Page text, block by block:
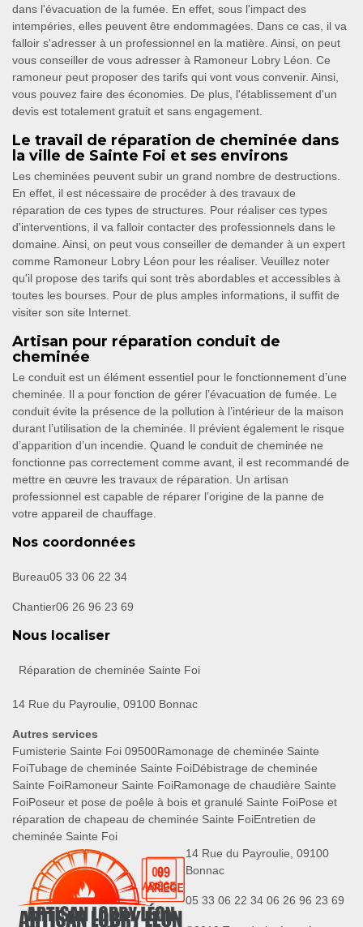
dans l'évacuation de la fumée. En effet, sous l'impact des
intempéries, elles peuvent être endommagées. Dans ce cas, il va
falloir s'adresser à un professionnel en la matière. Ainsi, on peut
vous conseiller de vous adresser à Ramoneur Lobry Léon. Ce
ramoneur peut proposer des tarifs qui vont vous convenir. Ainsi,
vous pouvez faire des économies. De plus, l'établissement d'un
devis est totalement gratuit et sans engagement.
Le travail de réparation de cheminée dans
la ville de Sainte Foi et ses environs
Les cheminées peuvent subir un grand nombre de destructions.
En effet, il est nécessaire de procéder à des travaux de
réparation de ces types de structures. Pour réaliser ces types
d'interventions, il va falloir contacter des professionnels dans le
domaine. Ainsi, on peut vous conseiller de demander à un expert
comme Ramoneur Lobry Léon pour les réaliser. Veuillez noter
qu'il propose des tarifs qui sont très abordables et accessibles à
toutes les bourses. Pour de plus amples informations, il suffit de
visiter son site Internet.
Artisan pour réparation conduit de
cheminée
Le conduit est un élément essentiel pour le fonctionnement d’une
cheminée. Il a pour fonction de gérer l’évacuation de fumée. Le
conduit évite la présence de la pollution à l’intérieur de la maison
durant l’utilisation de la cheminée. Il prévient également le risque
d’apparition d’un incendie. Quand le conduit de cheminée ne
fonctionne pas correctement comme avant, il est recommandé de
mettre en œuvre les travaux de réparation. Un artisan
professionnel est capable de réparer l’origine de la panne de
votre appareil de chauffage.
Nos coordonnées
Bureau05 33 06 22 34
Chantier06 26 96 23 69
Nous localiser
Réparation de cheminée Sainte Foi
14 Rue du Payroulie, 09100 Bonnac
Autres services
Fumisterie Sainte Foi 09500Ramonage de cheminée Sainte
FoiTubage de cheminée Sainte FoiDébistrage de cheminée
Sainte FoiRamoneur Sainte FoiRamonage de chaudière Sainte
FoiPoseur et pose de poêle à bois et granulé Sainte FoiPose et
réparation de chapeau de cheminée Sainte FoiEntretien de
cheminée Sainte Foi
14 Rue du Payroulie, 09100
Bonnac
05 33 06 22 34 06 26 96 23 69